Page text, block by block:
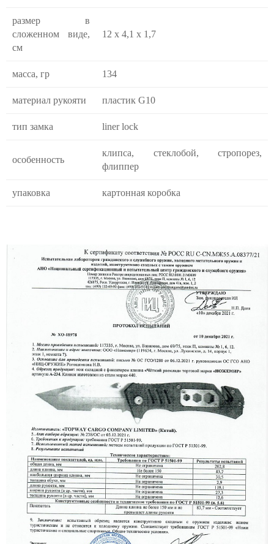
размер в
сложенном виде,
см
12 х 4,1 х 1,7
масса, гр 134
материал рукояти пластик G10
тип замка liner lock
особенность
клипса, стеклобой, стропорез,
флиппер
упаковка картонная коробка